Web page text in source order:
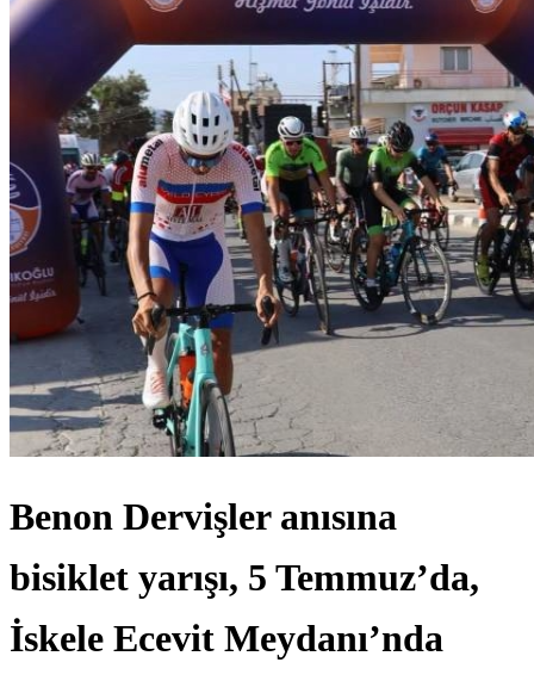
Benon Dervişler anısına
bisiklet yarışı, 5 Temmuz’da,
İskele Ecevit Meydanı’nda